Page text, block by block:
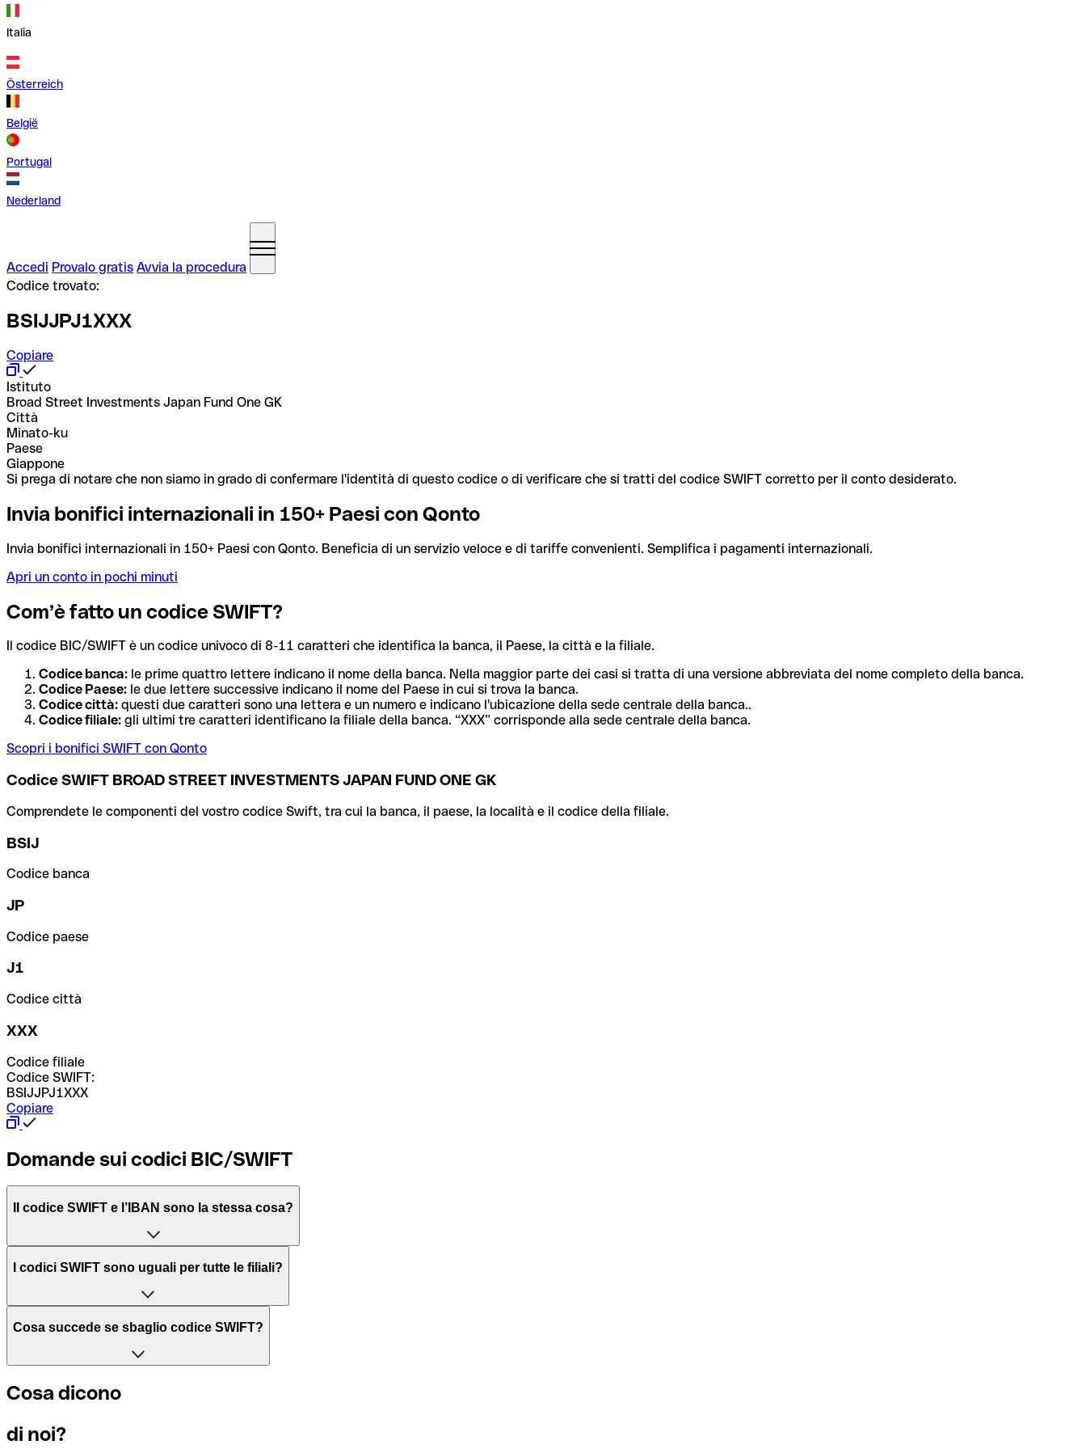
Italia
Österreich
België
Portugal
Nederland
Accedi Provalo gratis Avvia la procedura
Codice trovato:
BSIJJPJ1XXX
Copiare
Istituto
Broad Street Investments Japan Fund One GK
Città
Minato-ku
Paese
Giappone
Si prega di notare che non siamo in grado di confermare l'identità di questo codice o di verificare che si tratti del codice SWIFT corretto per il conto desiderato.
Invia bonifici internazionali in 150+ Paesi con Qonto
Invia bonifici internazionali in 150+ Paesi con Qonto. Beneficia di un servizio veloce e di tariffe convenienti. Semplifica i pagamenti internazionali.
Apri un conto in pochi minuti
Com’è fatto un codice SWIFT?
Il codice BIC/SWIFT è un codice univoco di 8-11 caratteri che identifica la banca, il Paese, la città e la filiale.
Codice banca: le prime quattro lettere indicano il nome della banca. Nella maggior parte dei casi si tratta di una versione abbreviata del nome completo della banca.
Codice Paese: le due lettere successive indicano il nome del Paese in cui si trova la banca.
Codice città: questi due caratteri sono una lettera e un numero e indicano l'ubicazione della sede centrale della banca..
Codice filiale: gli ultimi tre caratteri identificano la filiale della banca. “XXX” corrisponde alla sede centrale della banca.
Scopri i bonifici SWIFT con Qonto
Codice SWIFT BROAD STREET INVESTMENTS JAPAN FUND ONE GK
Comprendete le componenti del vostro codice Swift, tra cui la banca, il paese, la località e il codice della filiale.
BSIJ
Codice banca
JP
Codice paese
J1
Codice città
XXX
Codice filiale
Codice SWIFT:
BSIJJPJ1XXX
Copiare
Domande sui codici BIC/SWIFT
Il codice SWIFT e l’IBAN sono la stessa cosa?
L'acronimo SWIFT sta per “Society for Worldwide Interbank Financial Telecommunication”, una rete globale per l’elaborazione dei pagamenti tra diversi Paesi.
Il BIC, invece, sta per “Bank Identifier Code” ed è una sequenza di caratteri necessaria per indirizzare un bonifico internazionale.
I codici SWIFT sono uguali per tutte le filiali?
Dipende dalle banche. In alcuni casi le banche utilizzano lo stesso codice SWIFT per filiali diverse. In altri casi, le banche preferiscono avere un codice SWIFT dedicato per ogni
Per sapere a quale filiale fa riferimento un codice SWIFT, è necessario controllare le ultime cifre. Se il codice termina con XXX, significa che è il codice SWIFT della sede centrale.
Cosa succede se sbaglio codice SWIFT?
Se per caso invii un pagamento a un codice SWIFT esistente ma sbagliato, la banca ricevente deve segnalare che non gestisce il conto del destinatario e stornare il pagamento.
Se ti accorgi di aver usato un codice SWIFT sbagliato, contatta immediatamente la tua banca e chiedi di annullare la transazione.
Cosa dicono
di noi?